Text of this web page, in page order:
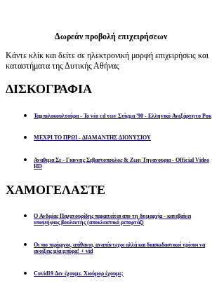
Δωρεάν προβολή επιχειρήσεων
Κάντε κλίκ και δείτε σε ηλεκτρονική μορφή επιχειρήσεις και
καταστήματα της Δυτικής Αθήνας
ΔΙΣΚΟΓΡΑΦΙΑ
Ταμπελοκουλτούρα - Το νέο cd των Στίγμα '90 - Ελληνικό Ανεξάρτητο Ροκ
ΜΕΧΡΙ ΤΟ ΠΡΩΙ - ΔΙΑΜΑΝΤΗΣ ΔΙΟΝΥΣΙΟΥ
Αναθεμα Σε - Γιαννης Σεβαστοπουλος & Ζωη Τηγανουρια - Official Video
HD
ΧΑΜΟΓΕΛΑΣΤΕ
Ο Ανδρέας Παχατουρίδης παραιτείται απο τη δημαρχία - κατεβαίνει
υποψήφιος βουλευτής (αποκλειστικό ρεπορτάζ)
Οι πιο περίεργοι, απίθανοι, αναπάντεχοι αλλά και διασκεδαστικοί τρόποι να
ανοίξεις μία μπύρα! + vid
Covid19 Δεν έχουμε. Χιούμορ έχουμε;